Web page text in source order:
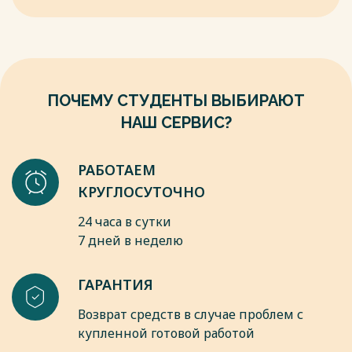
ПОЧЕМУ СТУДЕНТЫ ВЫБИРАЮТ
НАШ СЕРВИС?
РАБОТАЕМ
КРУГЛОСУТОЧНО
24 часа в сутки
7 дней в неделю
ГАРАНТИЯ
Возврат средств в случае проблем с
купленной готовой работой